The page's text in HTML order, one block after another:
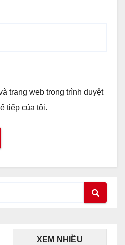
trang web trong trình duyệt
tiếp của tôi.
XEM NHIỀU